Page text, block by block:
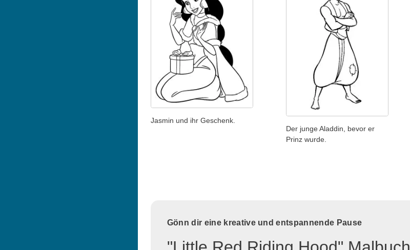
Jasmin und ihr Geschenk.
Der junge Aladdin, bevor er
Prinz wurde.
Gönn dir eine kreative und entspannende Pause